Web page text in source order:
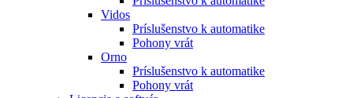
Vidos
Príslušenstvo k automatike
Pohony vrát
Orno
Príslušenstvo k automatike
Pohony vrát